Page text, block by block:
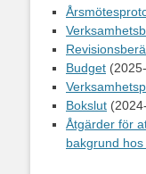
Budget
Bokslut
Åtgärder för
bakgrund